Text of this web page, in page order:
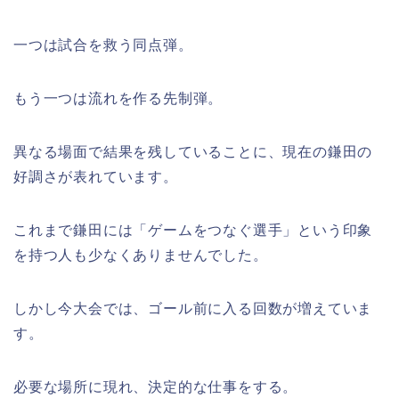
一つは試合を救う同点弾。
もう一つは流れを作る先制弾。
異なる場面で結果を残していることに、現在の鎌田の
好調さが表れています。
これまで鎌田には「ゲームをつなぐ選手」という印象
を持つ人も少なくありませんでした。
しかし今大会では、ゴール前に入る回数が増えていま
す。
必要な場所に現れ、決定的な仕事をする。